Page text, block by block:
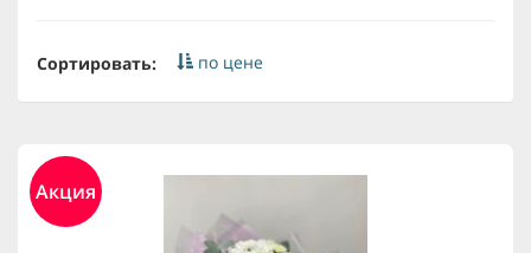
Сортировать: по цене
Акция